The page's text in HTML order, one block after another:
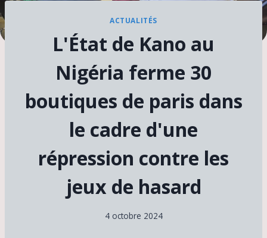
ACTUALITÉS
L'État de Kano au
Nigéria ferme 30
boutiques de paris dans
le cadre d'une
répression contre les
jeux de hasard
4 octobre 2024